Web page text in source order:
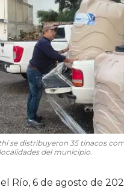
se distribuyeron 35 tinacos
del municipio.
Río, 6 de agosto de